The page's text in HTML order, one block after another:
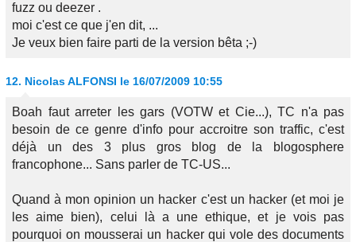
fuzz ou deezer .
moi c'est ce que j'en dit, ...
Je veux bien faire parti de la version bêta ;-)
12. Nicolas ALFONSI le 16/07/2009 10:55
Boah faut arreter les gars (VOTW et Cie...), TC n'a pas
besoin de ce genre d'info pour accroitre son traffic, c'est
déjà un des 3 plus gros blog de la blogosphere
francophone... Sans parler de TC-US...
Quand à mon opinion un hacker c'est un hacker (et moi je
les aime bien), celui là a une ethique, et je vois pas
pourquoi on mousserai un hacker qui vole des documents